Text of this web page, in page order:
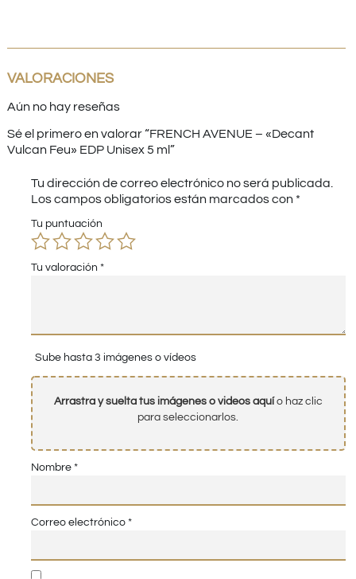
VALORACIONES
Aún no hay reseñas
Sé el primero en valorar “FRENCH AVENUE – «Decant
Vulcan Feu» EDP Unisex 5 ml”
Tu dirección de correo electrónico no será publicada.
Los campos obligatorios están marcados con *
Tu puntuación
Tu valoración *
Sube hasta 3 imágenes o vídeos
Arrastra y suelta tus imágenes o videos aquío haz clic
para seleccionarlos.
Nombre *
Correo electrónico *